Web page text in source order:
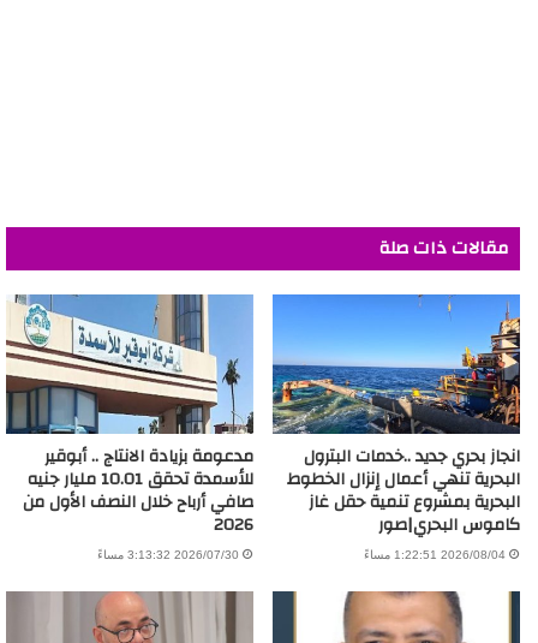
مقالات ذات صلة
انجاز بحري جديد ..خدمات البترول
البحرية تنهي أعمال إنزال الخطوط
البحرية بمشروع تنمية حقل غاز
كاموس البحري|صور
2026/08/04 1:22:51 مساءً
مدعومة بزيادة الانتاج .. أبوقير
للأسمدة تحقق 10.01 مليار جنيه
صافي أرباح خلال النصف الأول من
2026
2026/07/30 3:13:32 مساءً